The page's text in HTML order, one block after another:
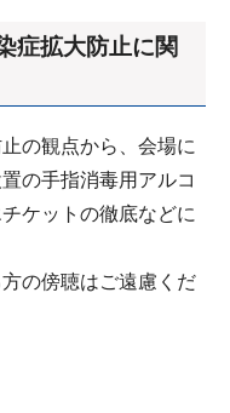
症拡大防止に関
の観点から、会場に
の手指消毒用アルコ
ケットの徹底などに
の傍聴はご遠慮くだ